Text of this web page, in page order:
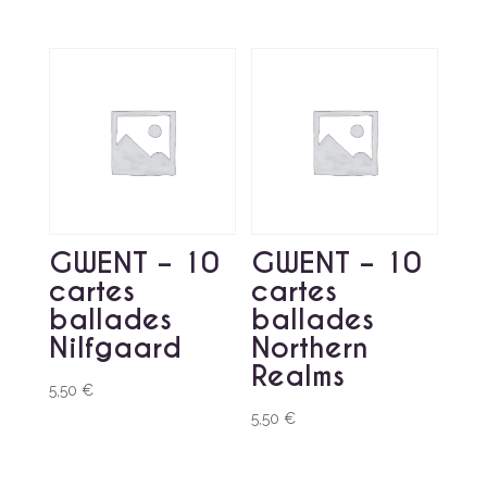
GWENT – 10
cartes
ballades
Nilfgaard
5,50 €
GWENT – 10
cartes
ballades
Northern
Realms
5,50€